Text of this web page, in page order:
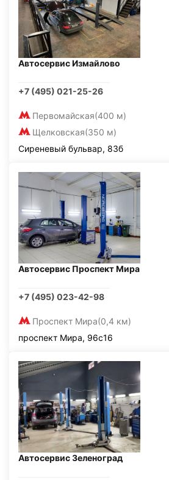
Автосервис Измайлово
+7 (495) 021-25-26
Первомайская(400 м)
Щелковская(350 м)
Сиреневый бульвар, 83б
Автосервис Проспект Мира
+7 (495) 023-42-98
Проспект Мира(0,4 км)
проспект Мира, 96с16
Автосервис Зеленоград